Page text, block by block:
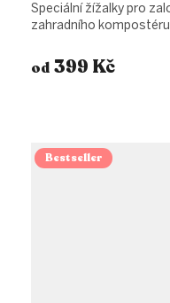
od 399 Kč
Speciální žížalky pro
zahradního
Bestseller